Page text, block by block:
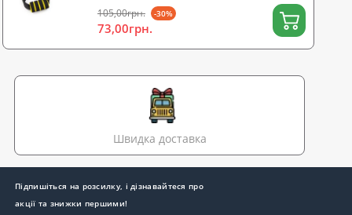
105,00грн. -30%
73,00грн.
Швидка доставка
Підпишіться на розсилку, і дізнавайтеся про
акції та знижки першими!